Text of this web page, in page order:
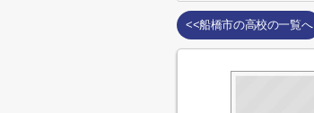
<<船橋市の高校の一覧へ